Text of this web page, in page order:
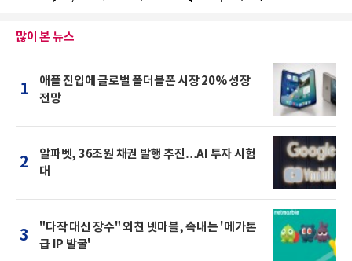
많이 본 뉴스
1
애플 진입에 글로벌 폴더블폰 시장 20% 성장
전망
2
알파벳, 36조원 채권 발행 추진…AI 투자 시험
대
3
"다작 대신 장수" 외친 넷마블, 속내는 '메가톤
급 IP 발굴'